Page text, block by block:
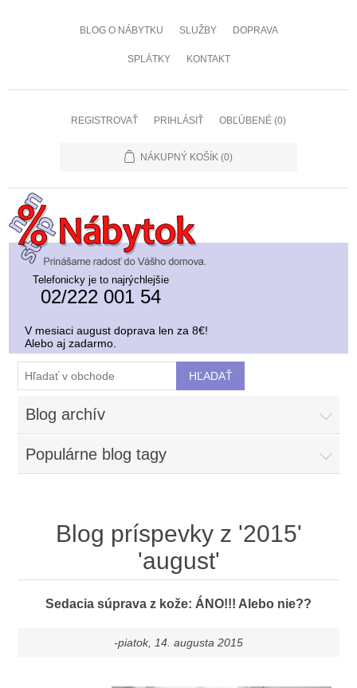
BLOG O NÁBYTKU SLUŽBY DOPRAVA
SPLÁTKY KONTAKT
REGISTROVAŤ PRIHLÁSIŤ OBĽÚBENÉ (0)
NÁKUPNÝ KOŠÍK (0)
Telefonicky je to najrýchlejšie
02/222 001 54
V mesiaci august doprava len za 8€!
Alebo aj zadarmo.
Blog archív
Populárne blog tagy
Blog príspevky z '2015'
'august'
Sedacia súprava z kože: ÁNO!!! Alebo nie??
-piatok, 14. augusta 2015